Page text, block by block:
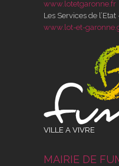
www.lotetgaronne.fr
Les Services de l’Etat
www.lot-et-
VILLE A VIVRE
MAIRIE DE